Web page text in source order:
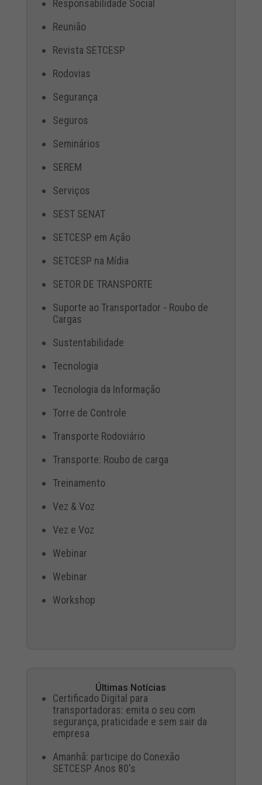
Responsabilidade Social
Reunião
Revista SETCESP
Rodovias
Segurança
Seguros
Seminários
SEREM
Serviços
SEST SENAT
SETCESP em Ação
SETCESP na Mídia
SETOR DE TRANSPORTE
Suporte ao Transportador - Roubo de
Cargas
Sustentabilidade
Tecnologia
Tecnologia da Informação
Torre de Controle
Transporte Rodoviário
Transporte: Roubo de carga
Treinamento
Vez & Voz
Vez e Voz
Webinar
Webinar
Workshop
Últimas Notícias
Certificado Digital para
transportadoras: emita o seu com
segurança, praticidade e sem sair da
empresa
Amanhã: participe do Conexão
SETCESP Anos 80's